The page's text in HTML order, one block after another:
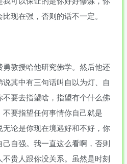
现在强，否则的话不一定。
教授哈他研究佛学。然后他还
其中有三句话叫自以为灯、自
要去指望啥，指望有个什么佛
要指望任何事情你自己就是
论是你现在境遇好和不好，你
自强。我一直这么看啊，否则
贵人跟你没关系。虽然是时刻